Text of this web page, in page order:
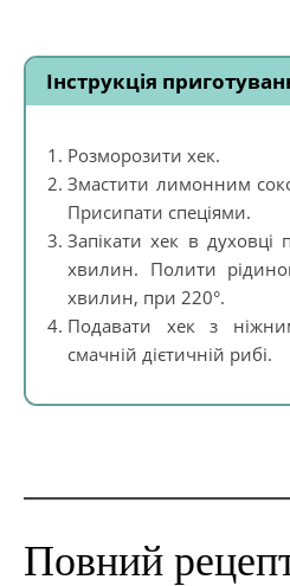
Інструкція
Розморозити хек.
Змастити лимонним
Присипати спеціями.
Запікати хек в
хвилин. Полити
хвилин, при 220°.
Подавати хек з
смачній дієтичній рибі.
Повний